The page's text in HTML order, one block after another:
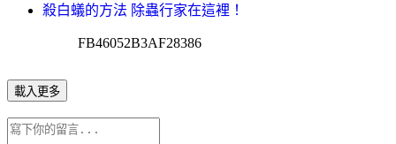
殺白蟻的方法 除蟲行家在這裡！
FB46052B3AF28386
載入更多